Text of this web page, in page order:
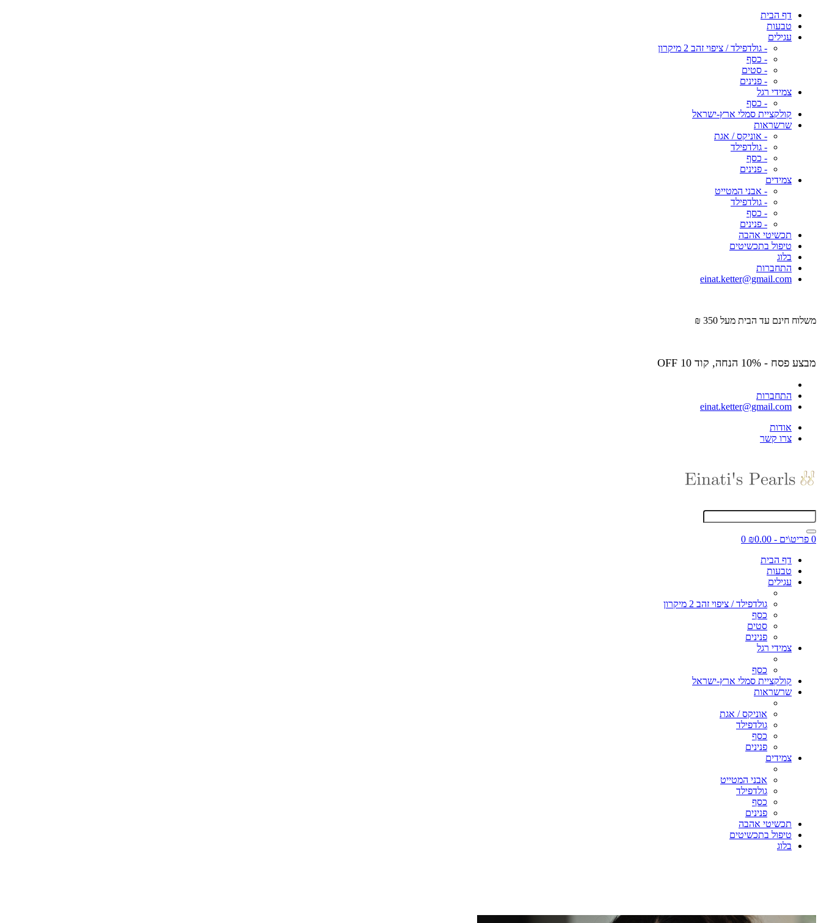
דף הבית
טבעות
עגילים
- גולדפילד / ציפוי זהב 2 מיקרון
- כסף
- סטים
- פנינים
צמידי רגל
- כסף
קולקציית סמלי ארץ-ישראל
שרשראות
- אוניקס / אגת
- גולדפילד
- כסף
- פנינים
צמידים
- אבני המטייט
- גולדפילד
- כסף
- פנינים
תכשיטי אהבה
טיפול בתכשיטים
בלוג
התחברות
einat.ketter@gmail.com
משלוח חינם עד הבית מעל 350 ₪
מבצע פסח - 10% הנחה, קוד OFF 10
התחברות
einat.ketter@gmail.com
אודות
צרו קשר
0 פריט\ים - ₪0.00
0
דף הבית
טבעות
עגילים
גולדפילד / ציפוי זהב 2 מיקרון
כסף
סטים
פנינים
צמידי רגל
כסף
קולקציית סמלי ארץ-ישראל
שרשראות
אוניקס / אגת
גולדפילד
כסף
פנינים
צמידים
אבני המטייט
גולדפילד
כסף
פנינים
תכשיטי אהבה
טיפול בתכשיטים
בלוג